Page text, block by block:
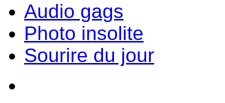
Audio gags
Photo insolite
Sourire du jour